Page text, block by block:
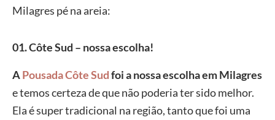
Milagres pé na areia:
01. Côte Sud – nossa escolha!
APousada Côte Sudfoi a nossa escolha em Milagres
e temos certeza de que não poderia ter sido melhor.
Ela é super tradicional na região, tanto que foi uma